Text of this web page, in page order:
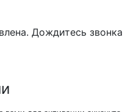
Дождитесь звонка